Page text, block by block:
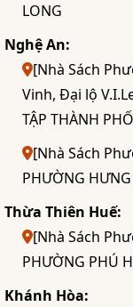
LONG
Nghệ An:
[Nhà Sách
Vinh, Đại lộ
TẬP THÀNH
[Nhà Sách
PHƯỜNG
Thừa Thiên Huế:
[Nhà Sách
PHƯỜNG PHÚ
Khánh Hòa: